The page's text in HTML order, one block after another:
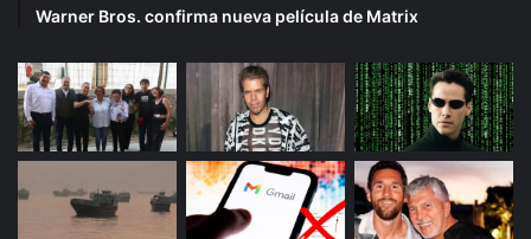
Warner Bros. confirma nueva película de Matrix